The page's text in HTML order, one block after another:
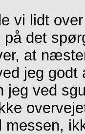
vi lidt
det
at
jeg
jeg ved
messen,